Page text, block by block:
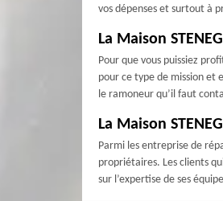
vos dépenses et surtout à
La Maison
Pour que vous puissiez
pour ce type de mission et
le ramoneur qu’il faut
La Maison
Parmi les entreprise de
propriétaires. Les clients
sur l’expertise de ses